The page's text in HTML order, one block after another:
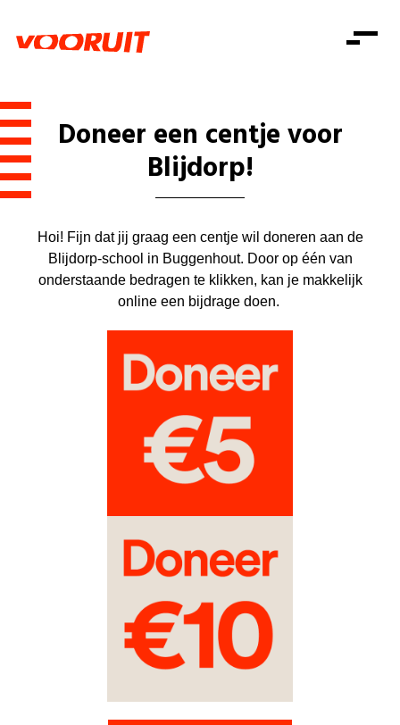
Zorg
Gelijke kansen
Consumentenbescherming
Pensioenen
Kinderen en jongeren
Onze mensen
Standpunten
Doe mee
Doe mee
Word lid
Mis niets
Shop
Login
Doe mee
Doneer een centje voor
Blijdorp!
Hoi! Fijn dat jij graag een centje wil doneren aan de
Blijdorp-school in Buggenhout. Door op één van
onderstaande bedragen te klikken, kan je makkelijk
online een bijdrage doen.